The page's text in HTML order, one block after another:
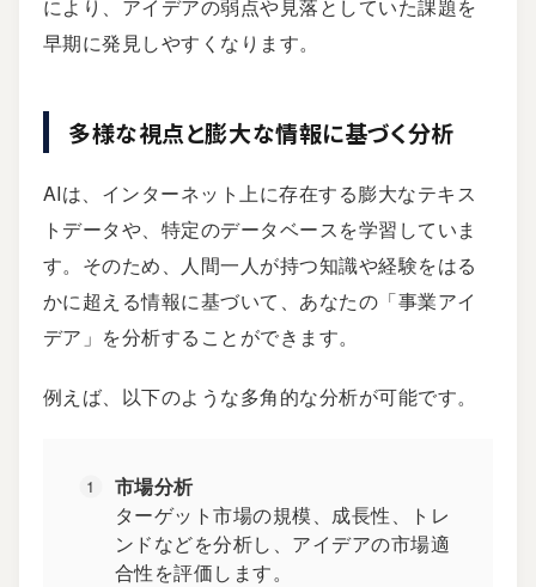
により、アイデアの弱点や見落としていた課題を
早期に発見しやすくなります。
多様な視点と膨大な情報に基づく分析
AIは、インターネット上に存在する膨大なテキス
トデータや、特定のデータベースを学習していま
す。そのため、人間一人が持つ知識や経験をはる
かに超える情報に基づいて、あなたの「事業アイ
デア」を分析することができます。
例えば、以下のような多角的な分析が可能です。
市場分析
ターゲット市場の規模、成長性、トレ
ンドなどを分析し、アイデアの市場適
合性を評価します。